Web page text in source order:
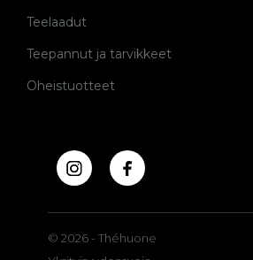
Teelaadut
Teepannut ja tarvikkeet
Oheistuotteet
© 2026 - Théhuone